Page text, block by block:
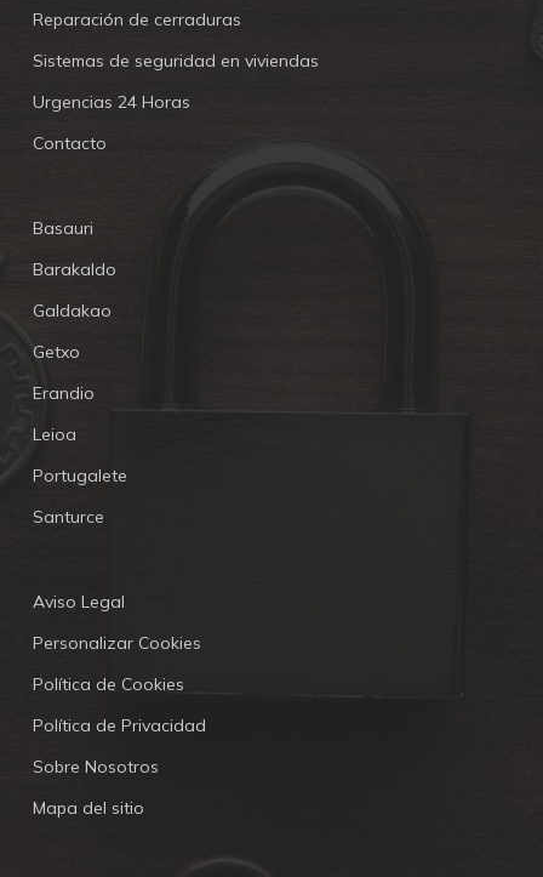
Reparación de cerraduras
Sistemas de seguridad en viviendas
Urgencias 24 Horas
Contacto
Basauri
Barakaldo
Galdakao
Getxo
Erandio
Leioa
Portugalete
Santurce
Aviso Legal
Personalizar Cookies
Política de Cookies
Política de Privacidad
Sobre Nosotros
Mapa del sitio